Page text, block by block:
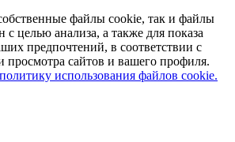
файлы cookie, так и файлы
с целью анализа, а также для показа
предпочтений, в соответствии с
сайтов и вашего профиля.
использования файлов cookie.